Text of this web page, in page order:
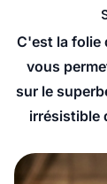
C'est la folie
vous
sur le
irrésistible